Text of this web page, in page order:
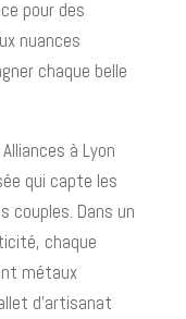
pour des
nuances
chaque belle
à Lyon
qui capte les
couples. Dans un
chaque
métaux
d’artisanat